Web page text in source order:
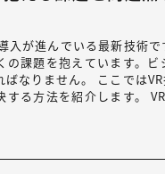
入が進んでいる最新技術
の課題を抱えています。
なりません。 ここでは
する方法を紹介します。
るときは、少なからずコ…